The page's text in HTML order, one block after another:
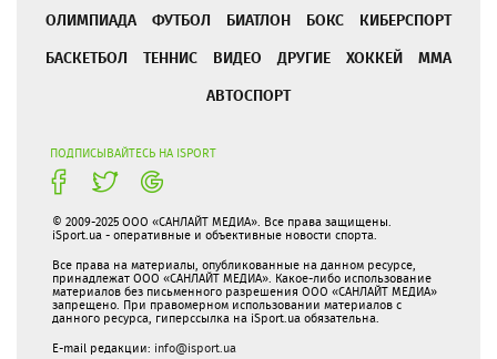
ОЛИМПИАДА ФУТБОЛ БИАТЛОН БОКС
КИБЕРСПОРТ
БАСКЕТБОЛ
ТЕННИС ВИДЕО ДРУГИЕ ХОККЕЙ
ММА
АВТОСПОРТ
ПОДПИСЫВАЙТЕСЬ НА ISPORT
© 2009-2025 ООО «САНЛАЙТ МЕДИА». Все права защищены.
iSport.ua - оперативные и объективные новости спорта.
Все права на материалы, опубликованные на данном ресурсе,
принадлежат ООО «САНЛАЙТ МЕДИА». Какое-либо использование
материалов без письменного разрешения ООО «САНЛАЙТ МЕДИА»
запрещено. При правомерном использовании материалов с
данного ресурса, гиперссылка на iSport.ua обязательна.
E-mail редакции: info@isport.ua